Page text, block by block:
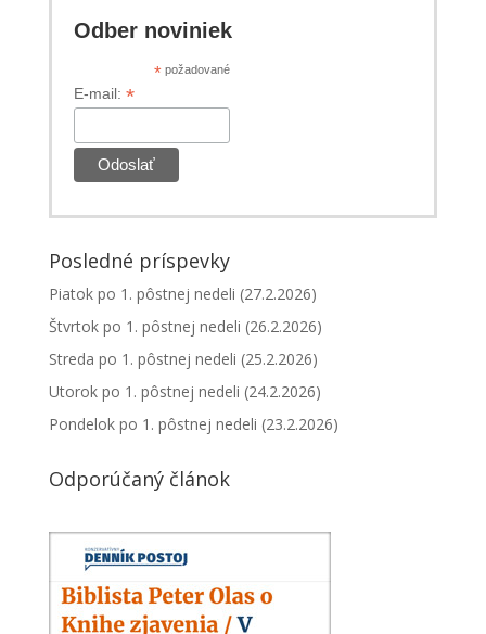
Odber noviniek
*požadované
E-mail: *
Posledné príspevky
Piatok po 1. pôstnej nedeli (27.2.2026)
Štvrtok po 1. pôstnej nedeli (26.2.2026)
Streda po 1. pôstnej nedeli (25.2.2026)
Utorok po 1. pôstnej nedeli (24.2.2026)
Pondelok po 1. pôstnej nedeli (23.2.2026)
Odporúčaný článok